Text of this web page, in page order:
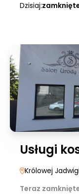
Dzisiaj:
Usługi
Królowej Jadwigi
Teraz